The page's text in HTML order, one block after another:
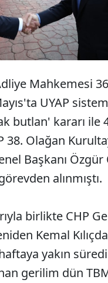
8 saat süren pazarlığın
Barış Terkoğlu,
kalktığı uzlaşı
anlattı.
Mahkemesi
UYAP
butlan' kararı ile
38. Olağan
Başkanı Özgür
alınmıştı.
birlikte CHP
Kemal
yakın
gerilim dün